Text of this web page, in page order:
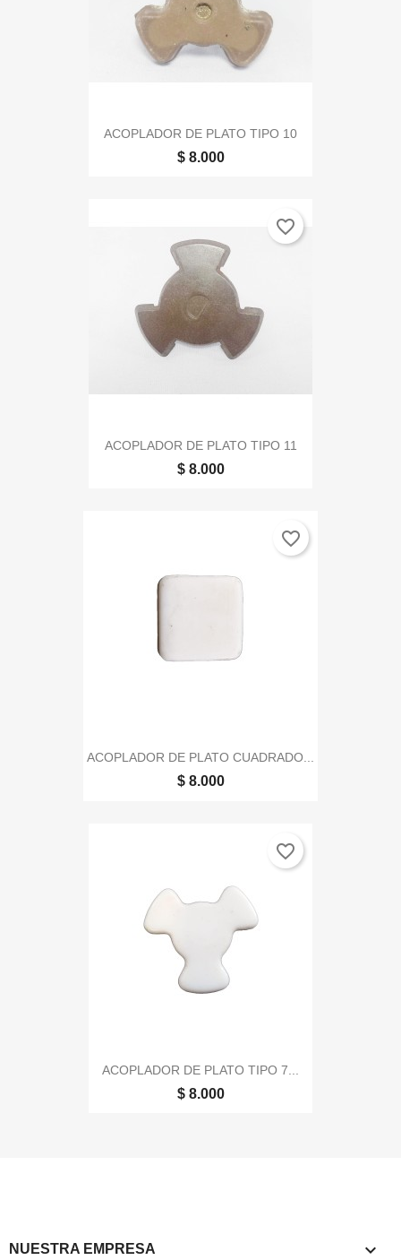
ACOPLADOR DE PLATO TIPO 10
$ 8.000
ACOPLADOR DE PLATO TIPO 11
$ 8.000
favorite_border
ACOPLADOR DE PLATO CUADRADO...
$ 8.000
favorite_border
ACOPLADOR DE PLATO TIPO 7...
$ 8.000
favorite_border
NUESTRA EMPRESA 